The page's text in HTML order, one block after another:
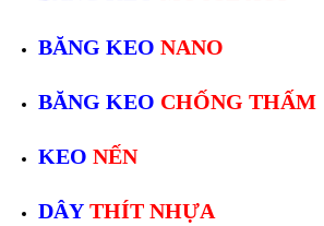
BĂNG KEO NANO
BĂNG KEO CHỐNG THẤM
KEO NẾN
DÂY THÍT NHỰA